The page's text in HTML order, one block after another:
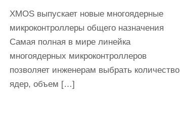
XMOS выпускает новые многоядерные
микроконтроллеры общего назначения
Самая полная в мире линейка
многоядерных микроконтроллеров
позволяет инженерам выбрать количество
ядер, объем […]